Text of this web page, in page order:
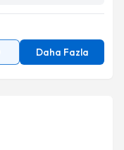
Daha Fazla